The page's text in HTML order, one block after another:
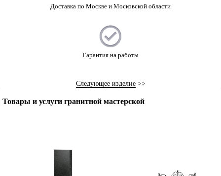
Доставка по Москве и Московской области
Гарантия на работы
Следующее изделие>>
Товары и услуги гранитной мастерской